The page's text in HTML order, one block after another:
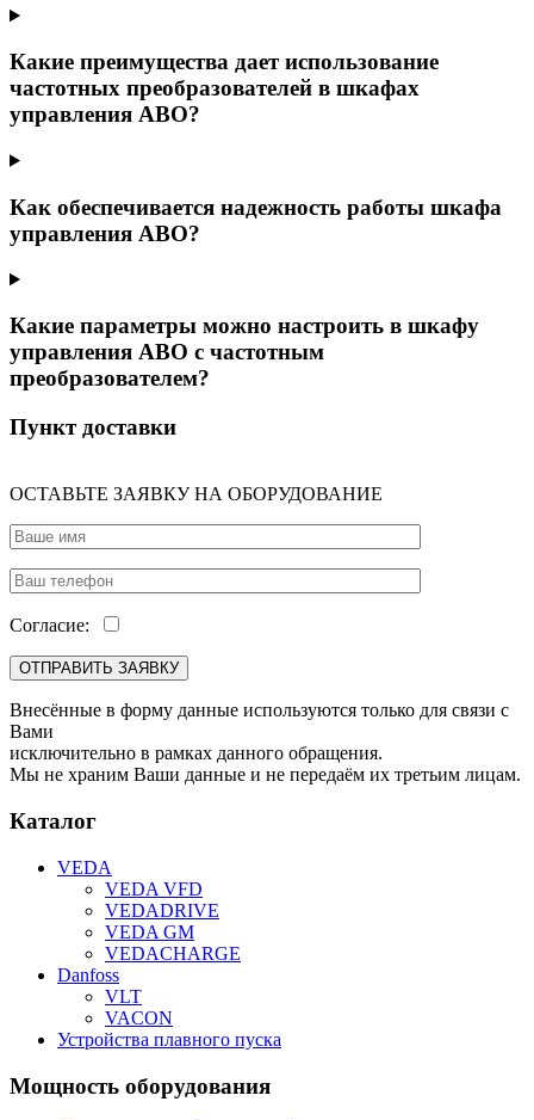
Какие преимущества дает использование
частотных преобразователей в шкафах
управления АВО?
Как обеспечивается надежность работы шкафа
управления АВО?
Какие параметры можно настроить в шкафу
управления АВО с частотным
преобразователем?
Пункт доставки
ОСТАВЬТЕ ЗАЯВКУ НА ОБОРУДОВАНИЕ
Согласие:
Внесённые в форму данные используются только для связи с
Вами
исключительно в рамках данного обращения.
Мы не храним Ваши данные и не передаём их третьим лицам.
Каталог
VEDA
VEDA VFD
VEDADRIVE
VEDA GM
VEDACHARGE
Danfoss
VLT
VACON
Устройства плавного пуска
Мощность оборудования